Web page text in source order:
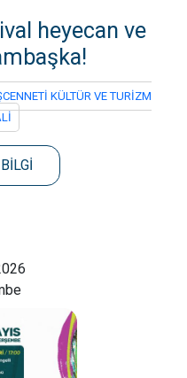
heyecan ve
KÜLTÜR VE TURİZM